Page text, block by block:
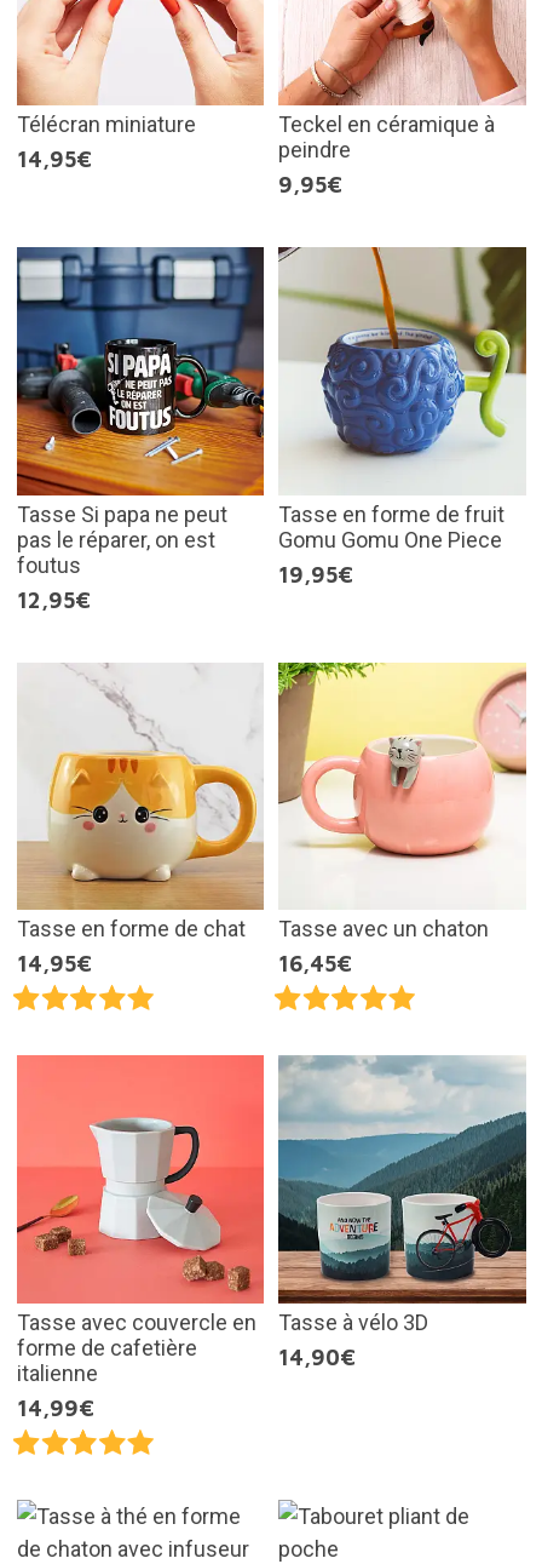
Télécran miniature
14,95€
Teckel en céramique à
peindre
9,95€
Tasse Si papa ne peut
pas le réparer, on est
foutus
12,95€
Tasse en forme de fruit
Gomu Gomu One Piece
19,95€
Tasse en forme de chat
14,95€
Tasse avec un chaton
16,45€
Tasse avec couvercle en
forme de cafetière
italienne
14,99€
Tasse à vélo 3D
14,90€